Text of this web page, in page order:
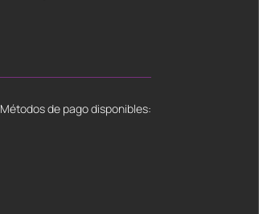
Métodos de pago disponibles: